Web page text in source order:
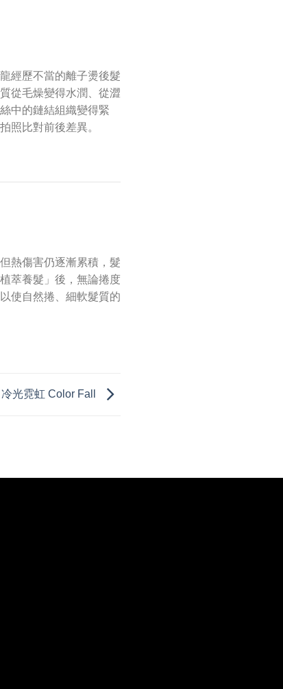
經歷不當的離子燙後髮
從毛燥變得水潤、從澀
中的鏈結組織變得緊
照比對前後差異。
熱傷害仍逐漸累積，髮
萃養髮」後，無論捲度
使自然捲、細軟髮質的
光霓虹 Color Fall